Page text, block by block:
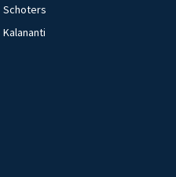
Schoters
Kalananti